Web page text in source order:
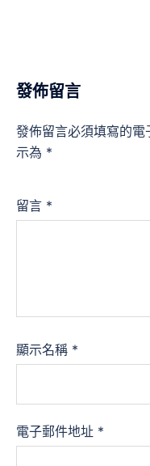
發佈留言
發佈留言必須填寫的電
示為 *
留言 *
顯示名稱 *
電子郵件地址 *